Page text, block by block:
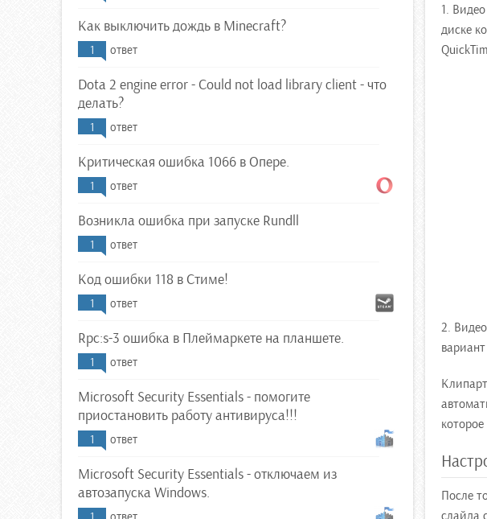
Как выключить дождь в Minecraft?
1 ответ
Dota 2 engine error - Could not load library client - что
делать?
1 ответ
Критическая ошибка 1066 в Опере.
1 ответ
Возникла ошибка при запуске Rundll
1 ответ
Код ошибки 118 в Стиме!
1 ответ
Rpc:s-3 ошибка в Плеймаркете на планшете.
1 ответ
Microsoft Security Essentials - помогите
приостановить работу антивируса!!!
1 ответ
Microsoft Security Essentials - отключаем из
автозапуска Windows.
1.
диске
2.
После
слайда